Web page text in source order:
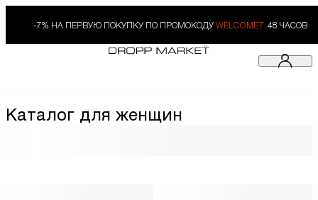
-7% НА ПЕРВУЮ ПОКУПКУ ПО ПРОМОКОДУ WELCOME7. 48 ЧАСОВ
Каталог для женщин